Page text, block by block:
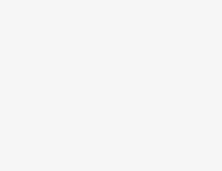
información
con nuestros
quienes pueden
a partir